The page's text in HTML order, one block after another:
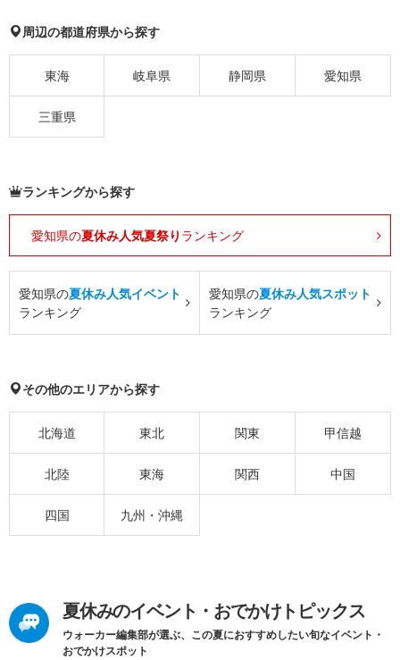
周辺の都道府県から探す
東海 岐阜県 静岡県 愛知県
三重県
ランキングから探す
愛知県の夏休み人気夏祭り ランキング
愛知県の夏休み人気イベント
ランキング
愛知県の夏休み人気スポット
ランキング
その他のエリアから探す
北海道 東北 関東 甲信越
北陸 東海 関西 中国
四国 九州・沖縄
夏休みのイベント・おでかけトピックス
ウォーカー編集部が選ぶ、この夏におすすめしたい旬なイベント・
おでかけスポット